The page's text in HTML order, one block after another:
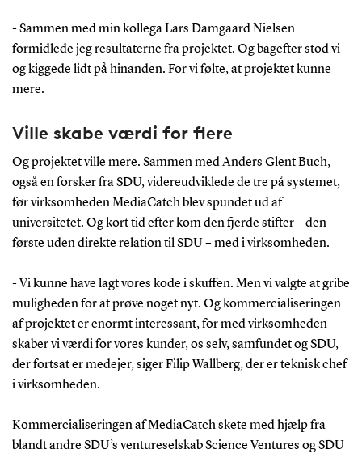
- Sammen med min kollega Lars Damgaard Nielsen
formidlede jeg resultaterne fra projektet. Og bagefter stod vi
og kiggede lidt på hinanden. For vi følte, at projektet kunne
mere.
Ville skabe værdi for flere
Og projektet ville mere. Sammen med Anders Glent Buch,
også en forsker fra SDU, videreudviklede de tre på systemet,
før virksomheden MediaCatch blev spundet ud af
universitetet. Og kort tid efter kom den fjerde stifter – den
første uden direkte relation til SDU – med i virksomheden.
- Vi kunne have lagt vores kode i skuffen. Men vi valgte at gribe
muligheden for at prøve noget nyt. Og kommercialiseringen
af projektet er enormt interessant, for med virksomheden
skaber vi værdi for vores kunder, os selv, samfundet og SDU,
der fortsat er medejer, siger Filip Wallberg, der er teknisk chef
i virksomheden.
Kommercialiseringen af MediaCatch skete med hjælp fra
blandt andre SDU’s ventureselskab Science Ventures og SDU